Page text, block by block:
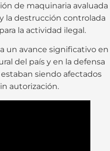
de maquinaria avaluada
la destrucción controlada
la actividad ilegal.
un avance significativo en
del país y en la defensa
siendo afectados
autorización.